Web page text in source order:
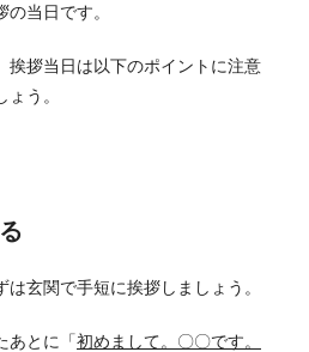
当日です。
挨拶当日は以下のポイントに注意
う。
玄関で手短に挨拶しましょう。
あとに「初めまして。〇〇です。